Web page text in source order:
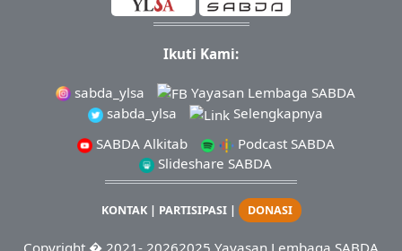
Ikuti Kami:
sabda_ylsa
Yayasan Lembaga SABDA
sabda_ylsa
Selengkapnya
SABDA Alkitab
Podcast SABDA
Slideshare SABDA
KONTAK| PARTISIPASI| DONASI